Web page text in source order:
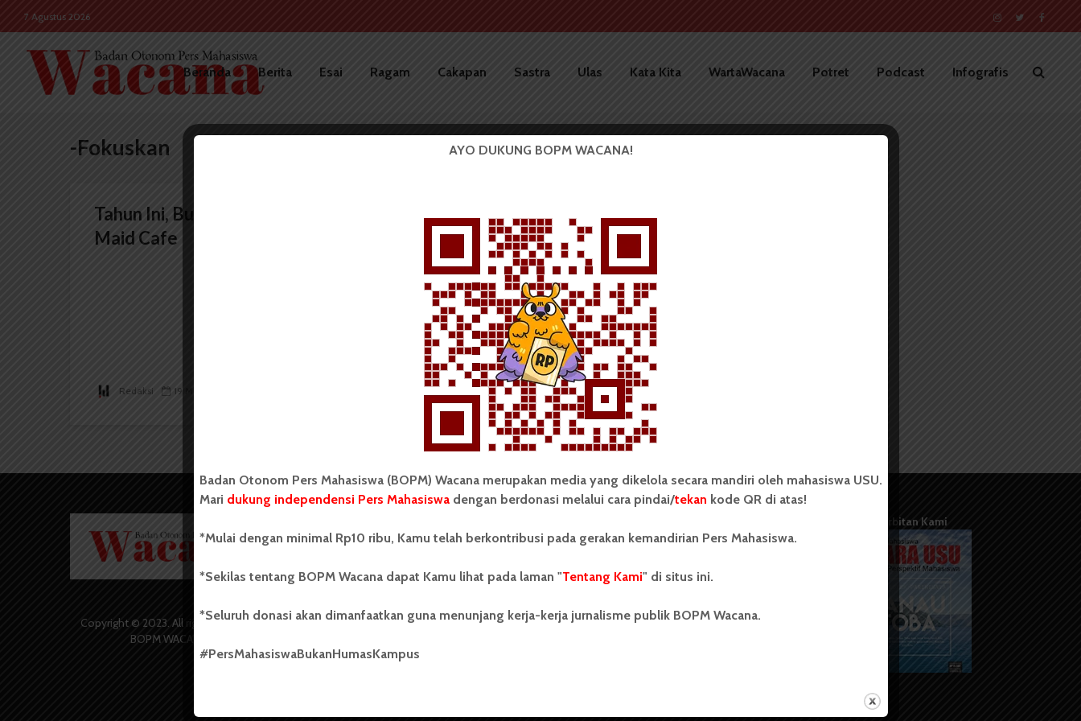
7 Agustus 2026
Beranda Berita Esai Ragam Cakapan Sastra Ulas Kata Kita WartaWacana Potret Podcast Infografis
-Fokuskan
Tahun Ini, Bunkasai Fokuskan
Maid Cafe
Redaksi 19 Maret 2015
Copyright © 2023. All rights reserved
BOPM WACANA.
Wacana merupakan pers mahasiswa
secara mandiri oleh mahasiswa
Universitas Sumatera Utara (USU).
salah satu Unit Kegiatan Mahasiswa
dengan nama Pers Mahasiswa SUARA
USU yang berdiri pada 1 Juli 1995.
Info Iklan
Pedoman Media Siber
Terbitan Kami
AYO DUKUNG BOPM WACANA!
Badan Otonom Pers Mahasiswa (BOPM) Wacana merupakan media yang dikelola secara mandiri oleh mahasiswa USU.
Mari dukung independensi Pers Mahasiswadengan berdonasi melalui cara pindai/tekan kode QR di atas!
*Mulai dengan minimal Rp10 ribu, Kamu telah berkontribusi pada gerakan kemandirian Pers Mahasiswa.
*Sekilas tentang BOPM Wacana dapat Kamu lihat pada laman "Tentang Kami" di situs ini.
*Seluruh donasi akan dimanfaatkan guna menunjang kerja-kerja jurnalisme publik BOPM Wacana.
#PersMahasiswaBukanHumasKampus